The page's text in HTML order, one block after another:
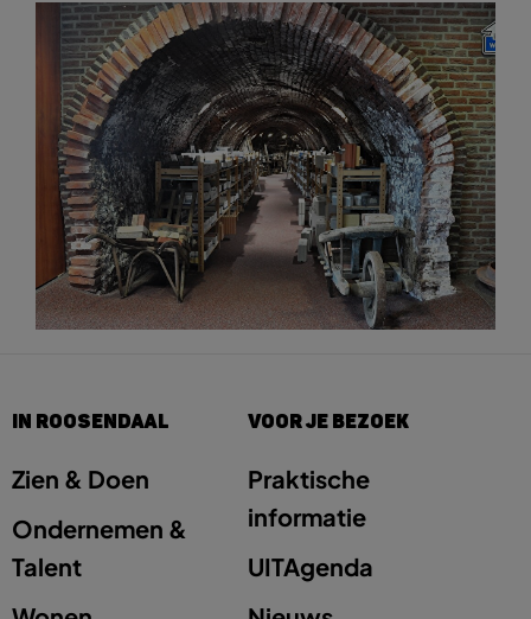
IN ROOSENDAAL
Zien & Doen
Ondernemen &
Talent
VOOR JE BEZOEK
Praktische
informatie
UITAgenda